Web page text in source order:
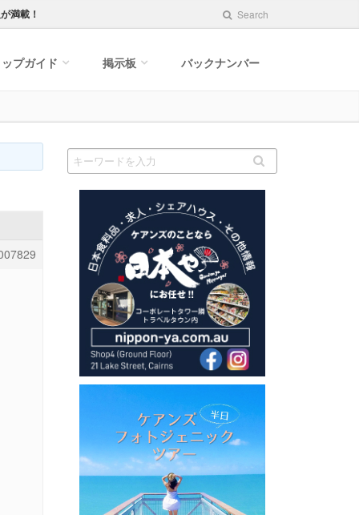
満載！ Search
プガイド 掲示板 バックナンバー